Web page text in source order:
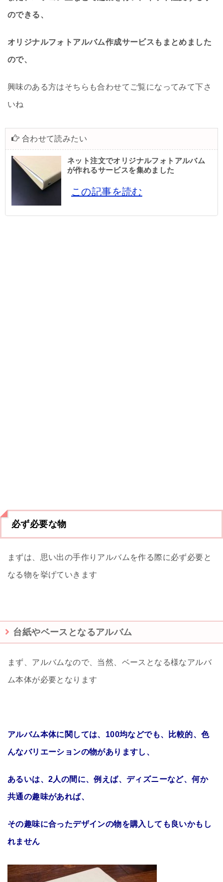
のできる、
オリジナルフォトアルバム作成サービスもまとめました
ので、
興味のある方はそちらも合わせてご覧になってみて下さ
いね
合わせて読みたい
ネット注文でオリジナルフォトアルバム
が作れるサービスを集めました
この記事を読む
必ず必要な物
まずは、思い出の手作りアルバムを作る際に必ず必要と
なる物を挙げていきます
台紙やベースとなるアルバム
まず、アルバムなので、当然、ベースとなる様なアルバ
ム本体が必要となります
アルバム本体に関しては、100均などでも、比較的、色
んなバリエーションの物がありますし、
あるいは、2人の間に、例えば、ディズニーなど、何か
共通の趣味があれば、
その趣味に合ったデザインの物を購入しても良いかもし
れません